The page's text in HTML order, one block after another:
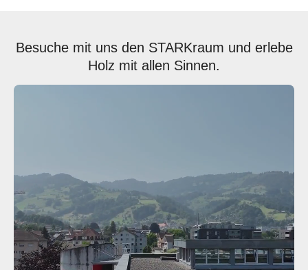
Besuche mit uns den STARKraum und erlebe
Holz mit allen Sinnen.